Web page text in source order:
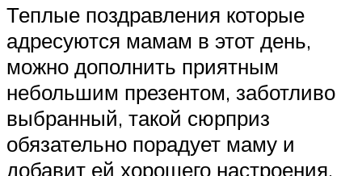
Теплые поздравления которые
адресуются мамам в этот день,
можно дополнить приятным
небольшим презентом, заботливо
выбранный, такой сюрприз
обязательно порадует маму и
добавит ей хорошего настроения.